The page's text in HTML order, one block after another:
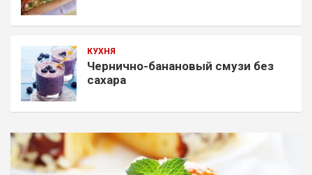
КУХНЯ
Чернично-банановый смузи без
сахара